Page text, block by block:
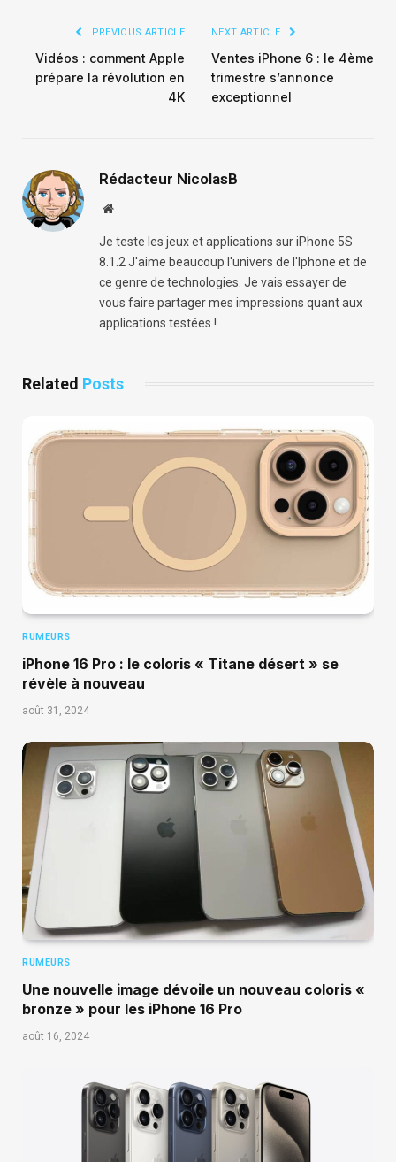
PREVIOUS ARTICLE
Vidéos : comment Apple
prépare la révolution en
4K
NEXT ARTICLE
Ventes iPhone 6 : le 4ème
trimestre s’annonce
exceptionnel
Rédacteur NicolasB
Website
Je teste les jeux et applications sur iPhone 5S
8.1.2 J'aime beaucoup l'univers de l'Iphone et de
ce genre de technologies. Je vais essayer de
vous faire partager mes impressions quant aux
applications testées !
Related Posts
RUMEURS
iPhone 16 Pro : le coloris « Titane désert » se
révèle à nouveau
août 31, 2024
RUMEURS
Une nouvelle image dévoile un nouveau coloris «
bronze » pour les iPhone 16 Pro
août 16, 2024